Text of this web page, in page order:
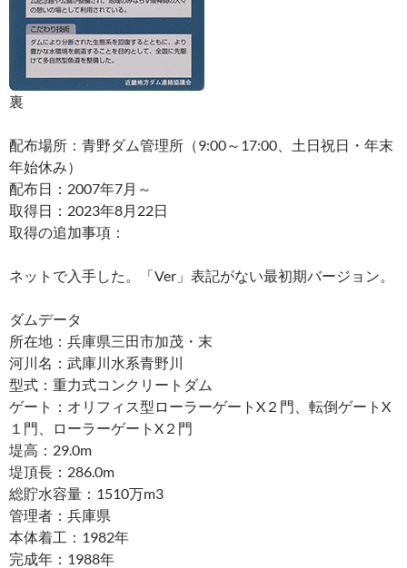
裏
配布場所：青野ダム管理所（9:00～17:00、土日祝日・年末
年始休み）
配布日：2007年7月～
取得日：2023年8月22日
取得の追加事項：
ネットで入手した。「Ver」表記がない最初期バージョン。
ダムデータ
所在地：兵庫県三田市加茂・末
河川名：武庫川水系青野川
型式：重力式コンクリートダム
ゲート：オリフィス型ローラーゲートX２門、転倒ゲートX
１門、ローラーゲートX２門
堤高：29.0m
堤頂長：286.0m
総貯水容量：1510万m3
管理者：兵庫県
本体着工：1982年
完成年：1988年